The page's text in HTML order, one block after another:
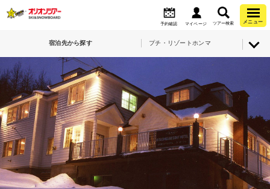
予約確認 マイページ ツアー検索 メニュー
宿泊先から探す プチ・リゾートホンマ